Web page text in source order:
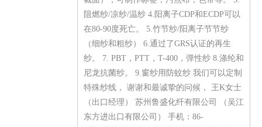
阻燃纱/凉纱/温纱 4.阳离子CDP和ECDP可以
在80-90度死亡。 5.竹节纱/阳离子节节纱
（细纱和粗纱） 6.通过了GRS认证的再生
纱。 7. PBT，PTT，T-400，弹性纱 8.涤纶和
尼龙抗菌纱。 9.窗纱用防蚊纱 我们可以定制
特殊纱线， 谢谢和最诚挚的问候， 王K女士
（出口经理） 苏州鲁盛化纤有限公司 （吴江
东方进出口有限公司） 手机：86-